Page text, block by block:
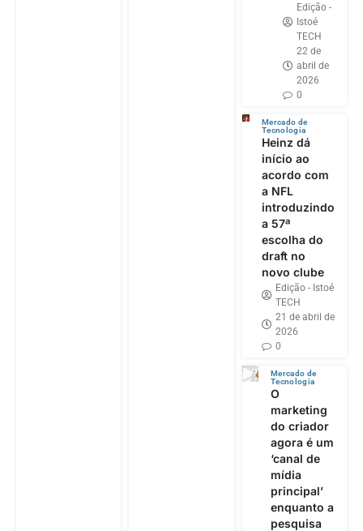
Edição -
Istoé
TECH
22 de
abril de
2026
0
Mercado de
Tecnologia
Heinz dá
início ao
acordo com
a NFL
introduzindo
a 57ª
escolha do
draft no
novo clube
Edição - Istoé
TECH
21 de abril de
2026
0
Mercado de
Tecnologia
O
marketing
do criador
agora é um
‘canal de
mídia
principal’
enquanto a
pesquisa